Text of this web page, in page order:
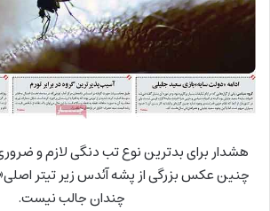
هشدار برای بدترین نوع تب دنگی لازم و
چنین عکس بزرگی از پشه آئدس زیر تیتر
چندان جالب نیست.